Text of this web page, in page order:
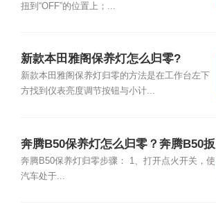
扭到“OFF”的位置上；...
新款本田雅阁保养灯怎么归零?
新款本田雅阁保养灯归零的方法是在工作台左下
方找到仪表亮度调节按钮与小计...
奔腾B50保养灯怎么归零？奔腾B50扳
手灯怎么消除
奔腾B50保养灯归零步骤： 1、打开点火开关，使
汽车处于...